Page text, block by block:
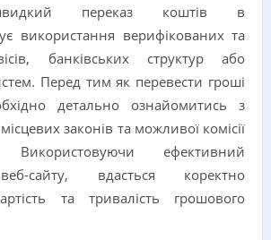
переказ коштів в
використання верифікованих та
банківських структур або
Перед тим як перевести гроші
детально ознайомитись з
законів та можливої комісії
ефективний
сайту, вдасться коректно
та тривалість грошового